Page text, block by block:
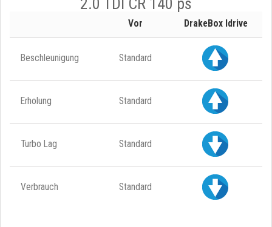
Vor DrakeBox Idrive
Beschleunigung Standard
Erholung Standard
Turbo Lag Standard
Verbrauch Standard